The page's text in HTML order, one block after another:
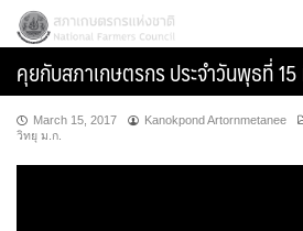
Skip
content
สภาเกษตรกรแห่งชาติ
คุยกับสภาเกษตรกร ประจำวันพุธที่
March 15, 2017 Kanokpond Artornmetanee
วิทยุ ม.ก.